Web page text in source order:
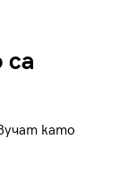
като